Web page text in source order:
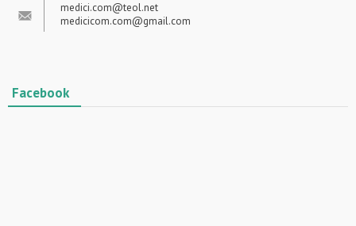
medici.com@teol.net
medicicom.com@gmail.com
Facebook